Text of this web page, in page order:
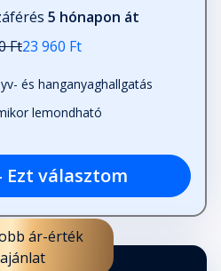
5 hónapon át
Ft23 960 Ft
és hanganyaghallgatás
lemondható
Ezt választom
ár-érték
ajánlat